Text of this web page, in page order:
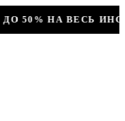
• КОМПРЕССОР